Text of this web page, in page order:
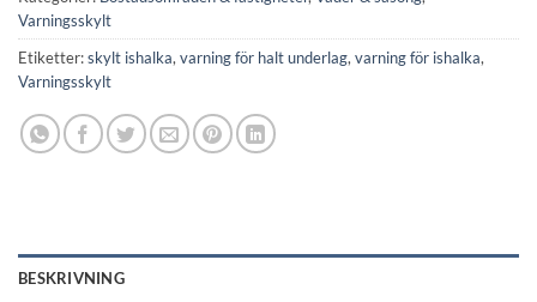
Varningsskylt
Etiketter:skylt ishalka, varning för halt underlag, varning för ishalka,
Varningsskylt
BESKRIVNING